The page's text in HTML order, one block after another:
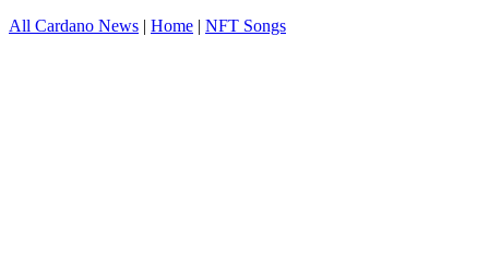
All Cardano News | Home | NFT Songs